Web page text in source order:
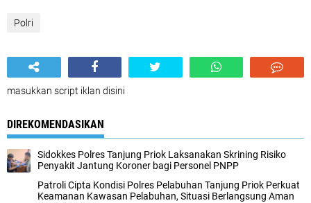
Polri
masukkan script iklan disini
DIREKOMENDASIKAN
Sidokkes Polres Tanjung Priok Laksanakan Skrining Risiko
Penyakit Jantung Koroner bagi Personel PNPP
Patroli Cipta Kondisi Polres Pelabuhan Tanjung Priok Perkuat
Keamanan Kawasan Pelabuhan, Situasi Berlangsung Aman